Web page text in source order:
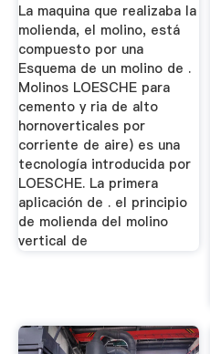
La maquina que realizaba la
molienda, el molino, está
compuesto por una
Esquema de un molino de .
Molinos LOESCHE para
cemento y ria de alto
hornoverticales por
corriente de aire) es una
tecnología introducida por
LOESCHE. La primera
aplicación de . el principio
de molienda del molino
vertical de